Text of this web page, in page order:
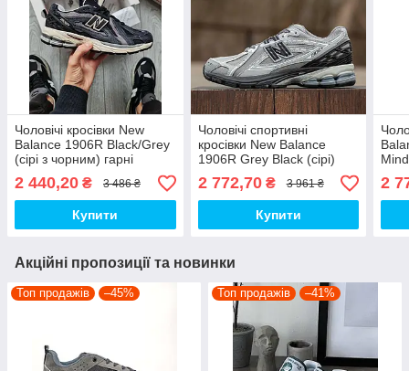
Чоловічі кросівки New
Balance 1906R Black/Grey
(сірі з чорним) гарні
повсякденні кроси 1180TP
top
2 440,20 ₴ 3 486 ₴
Купити
Чоловічі спортивні
кросівки New Balance
1906R Grey Black (сірі)
повсякденні кроси 2008
Нью Беленс top
2 772,70₴ 3 961 ₴
Купити
2
Акційні пропозиції та новинки
Топ продажів –45% Топ продажів –41%